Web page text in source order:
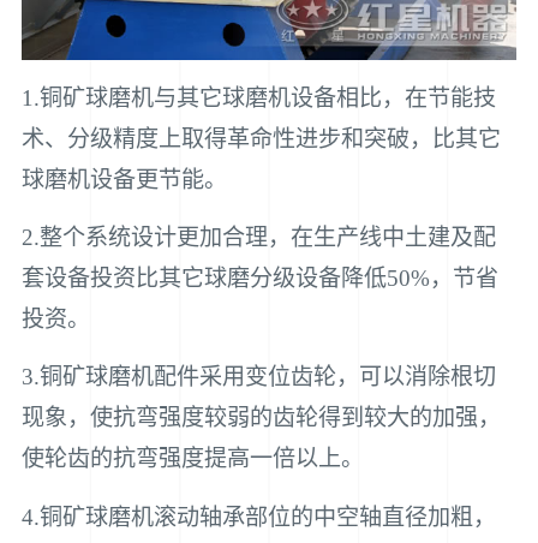
1.铜矿球磨机与其它球磨机设备相比，在节能技
术、分级精度上取得革命性进步和突破，比其它
球磨机设备更节能。
2.整个系统设计更加合理，在生产线中土建及配
套设备投资比其它球磨分级设备降低50%，节省
投资。
3.铜矿球磨机配件采用变位齿轮，可以消除根切
现象，使抗弯强度较弱的齿轮得到较大的加强，
使轮齿的抗弯强度提高一倍以上。
4.铜矿球磨机滚动轴承部位的中空轴直径加粗，